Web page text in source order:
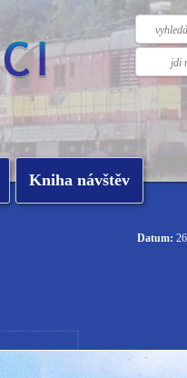
Kniha návštěv
Datum: